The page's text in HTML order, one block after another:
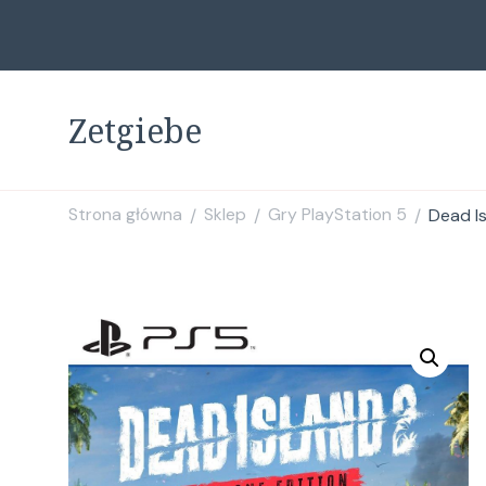
Zetgiebe
Strona główna / Sklep / Gry PlayStation 5 / Dead